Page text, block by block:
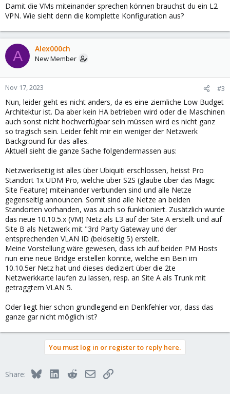
Damit die VMs miteinander sprechen können brauchst du ein L2
VPN. Wie sieht denn die komplette Konfiguration aus?
A Alex000ch
New Member
Nov 17, 2023 #3
Nun, leider geht es nicht anders, da es eine ziemliche Low Budget
Architektur ist. Da aber kein HA betrieben wird oder die Maschinen
auch sonst nicht hochverfügbar sein müssen wird es nicht ganz
so tragisch sein. Leider fehlt mir ein weniger der Netzwerk
Background für das alles.
Aktuell sieht die ganze Sache folgendermassen aus:
Netzwerkseitig ist alles über Ubiquiti erschlossen, heisst Pro
Standort 1x UDM Pro, welche über S2S (glaube über das Magic
Site Feature) miteinander verbunden sind und alle Netze
gegenseitig announcen. Somit sind alle Netze an beiden
Standorten vorhanden, was auch so funktioniert. Zusätzlich wurde
das neue 10.10.5.x (VM) Netz als L3 auf der Site A erstellt und auf
Site B als Netzwerk mit "3rd Party Gateway und der
entsprechenden VLAN ID (beidseitig 5) erstellt.
Meine Vorstellung wäre gewesen, dass ich auf beiden PM Hosts
nun eine neue Bridge erstellen könnte, welche ein Bein im
10.10.5er Netz hat und dieses dediziert über die 2te
Netzwerkkarte laufen zu lassen, resp. an Site A als Trunk mit
getraggtem VLAN 5.
Oder liegt hier schon grundlegend ein Denkfehler vor, dass das
ganze gar nicht möglich ist?
You must log in or register to reply here.
Share: BlueskyLinkedInRedditEmailLink